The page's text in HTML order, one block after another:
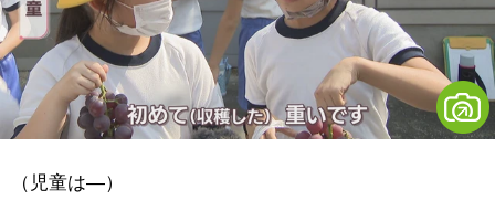
（児童は―）